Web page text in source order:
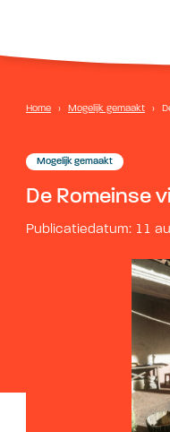
Home › Mogelijk gemaakt ›
Mogelijk gemaakt
De Romeinse
Publicatiedatum: 11